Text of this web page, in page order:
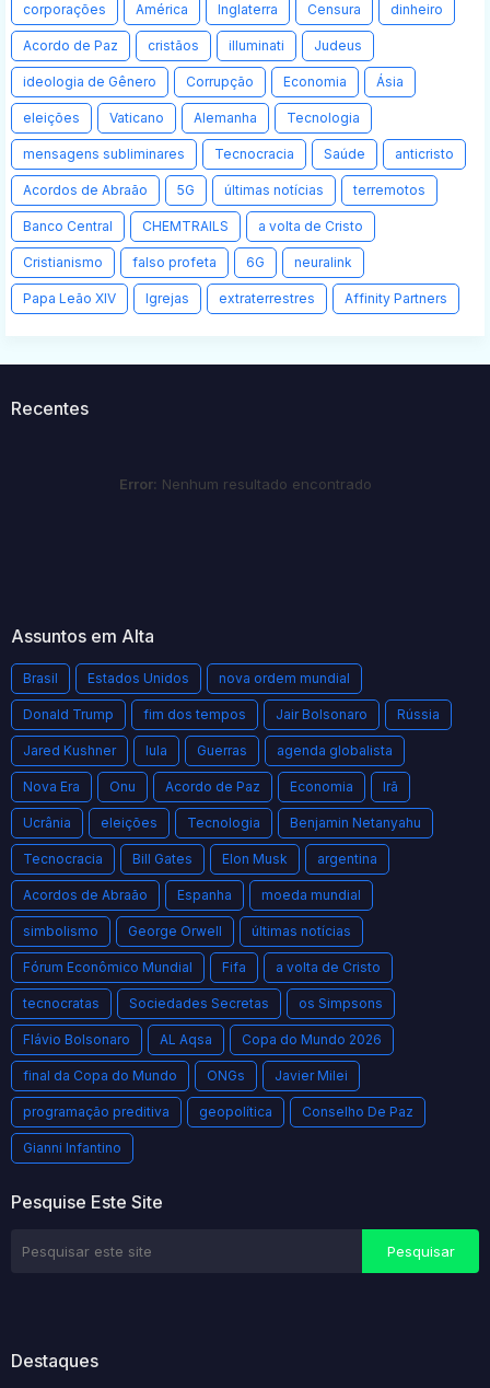
corporações América Inglaterra Censura dinheiro
Acordo de Paz cristãos illuminati Judeus
ideologia de Gênero Corrupção Economia Ásia
eleições Vaticano Alemanha Tecnologia
mensagens subliminares Tecnocracia Saúde anticristo
Acordos de Abraão 5G últimas notícias terremotos
Banco Central CHEMTRAILS a volta de Cristo
Cristianismo falso profeta 6G neuralink
Papa Leão XIV Igrejas extraterrestres Affinity Partners
Recentes
Error: Nenhum resultado encontrado
Assuntos em Alta
Brasil Estados Unidos nova ordem mundial
Donald Trump fim dos tempos Jair Bolsonaro Rússia
Jared Kushner lula Guerras agenda globalista
Nova Era Onu Acordo de Paz Economia Irã
Ucrânia eleições Tecnologia Benjamin Netanyahu
Tecnocracia Bill Gates Elon Musk argentina
Acordos de Abraão Espanha moeda mundial
simbolismo George Orwell últimas notícias
Fórum Econômico Mundial Fifa a volta de Cristo
tecnocratas Sociedades Secretas os Simpsons
Flávio Bolsonaro AL Aqsa Copa do Mundo 2026
final da Copa do Mundo ONGs Javier Milei
programação preditiva geopolítica Conselho De Paz
Gianni Infantino
Pesquise Este Site
Destaques